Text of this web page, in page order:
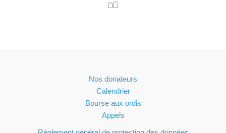
Nos donateurs
Calendrier
Bourse aux ordis
Appels